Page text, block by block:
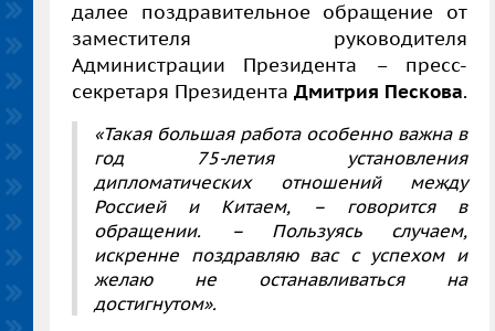
далее поздравительное обращение от
заместителя руководителя
Администрации Президента – пресс-
секретаря Президента Дмитрия Пескова.
«Такая большая работа особенно важна в
год 75-летия установления
дипломатических отношений между
Россией и Китаем, – говорится в
обращении. – Пользуясь случаем,
искренне поздравляю вас с успехом и
желаю не останавливаться на
достигнутом».